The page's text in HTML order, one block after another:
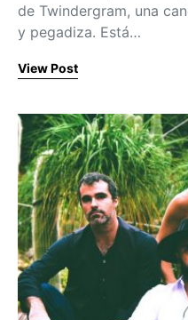
de Twindergram, una
y pegadiza. Está…
View Post